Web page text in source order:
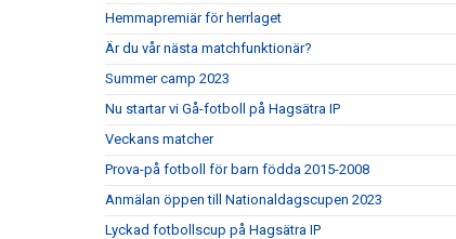
Hemmapremiär för herrlaget
Är du vår nästa matchfunktionär?
Summer camp 2023
Nu startar vi Gå-fotboll på Hagsätra IP
Veckans matcher
Prova-på fotboll för barn födda 2015-2008
Anmälan öppen till Nationaldagscupen 2023
Lyckad fotbollscup på Hagsätra IP